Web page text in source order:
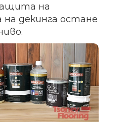
на
декинга остане